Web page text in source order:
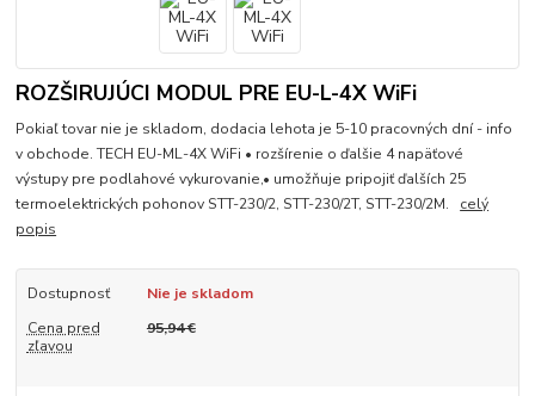
ROZŠIRUJÚCI MODUL PRE EU-L-4X WiFi
Pokiaľ tovar nie je skladom, dodacia lehota je 5-10 pracovných dní - info
v obchode. TECH EU-ML-4X WiFi • rozšírenie o ďalšie 4 napäťové
výstupy pre podlahové vykurovanie,• umožňuje pripojiť ďalších 25
termoelektrických pohonov STT-230/2, STT-230/2T, STT-230/2M. celý
popis
Dostupnosť
Nie je skladom
Cena pred
zľavou
95,94 €